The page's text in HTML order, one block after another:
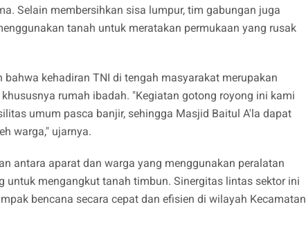
Selain membersihkan sisa lumpur, tim gabungan juga
tanah untuk meratakan permukaan yang rusak
kehadiran TNI di tengah masyarakat merupakan
rumah ibadah. "Kegiatan gotong royong ini kami
umum pasca banjir, sehingga Masjid Baitul A'la dapat
warga," ujarnya.
antara aparat dan warga yang menggunakan peralatan
untuk mengangkut tanah timbun. Sinergitas lintas sektor ini
bencana secara cepat dan efisien di wilayah Kecamatan